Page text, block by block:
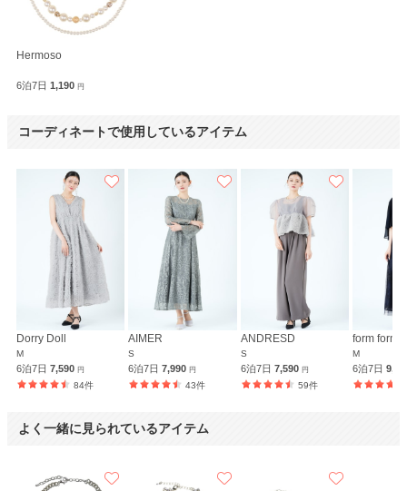
Hermoso
6泊7日 1,190 円
コーディネートで使用しているアイテム
Dorry Doll
M
6泊7日 7,590 円
84件
AIMER
S
6泊7日7,990円
43件
ANDRESD
S
6泊7日 7,590 円
59件
M
6泊7日
よく一緒に見られているアイテム